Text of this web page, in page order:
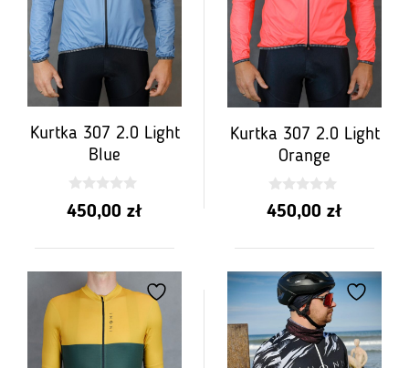
489.00 469.00
Kurtka 307 2.0 Light
Blue
0
z
450,00 zł
Kurtka 307 2.0 Light
Orange
0
z
450,00 zł